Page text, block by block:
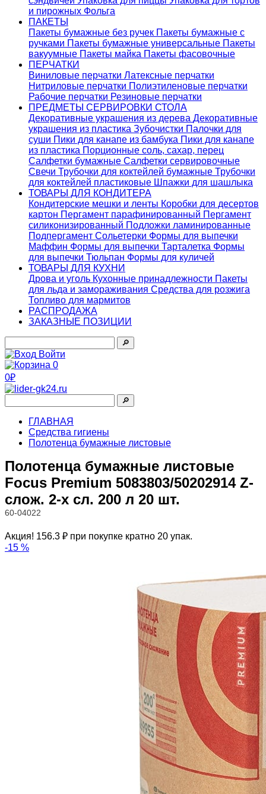
и пирожных Фольга
ПАКЕТЫ
Пакеты бумажные без ручек Пакеты бумажные с
ручками Пакеты бумажные универсальные Пакеты
вакуумные Пакеты майка Пакеты фасовочные
ПЕРЧАТКИ
Виниловые перчатки Латексные перчатки
Нитриловые перчатки Полиэтиленовые перчатки
Рабочие перчатки Резиновые перчатки
ПРЕДМЕТЫ СЕРВИРОВКИ СТОЛА
Декоративные украшения из дерева Декоративные
украшения из пластика Зубочистки Палочки для
суши Пики для канапе из бамбука Пики для канапе
из пластика Порционные соль, сахар, перец
Салфетки бумажные Салфетки сервировочные
Свечи Трубочки для коктейлей бумажные Трубочки
для коктейлей пластиковые Шпажки для шашлыка
ТОВАРЫ ДЛЯ КОНДИТЕРА
Кондитерские мешки и ленты Коробки для десертов
картон Пергамент парафинированный Пергамент
силиконизированный Подложки ламинированные
Подпергамент Сольетерки Формы для выпечки
Маффин Формы для выпечки Тарталетка Формы
для выпечки Тюльпан Формы для куличей
ТОВАРЫ ДЛЯ КУХНИ
Дрова и уголь Кухонные принадлежности Пакеты
для льда и замораживания Средства для розжига
Топливо для мармитов
РАСПРОДАЖА
ЗАКАЗНЫЕ ПОЗИЦИИ
🔎︎
Войти
0
0₽
🔎︎
ГЛАВНАЯ
Средства гигиены
Полотенца бумажные листовые
Полотенца бумажные листовые
Focus Premium 5083803/50202914 Z-
слож. 2-х сл. 200 л 20 шт.
60-04022
Акция! 156.3 ₽ при покупке кратно 20 упак.
-15 %